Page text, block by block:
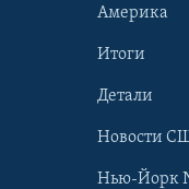
Америка
Итоги
Детали
Новости
Нью-Йорк